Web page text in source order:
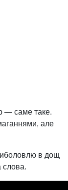
— саме таке.
але
в дощ
слова.